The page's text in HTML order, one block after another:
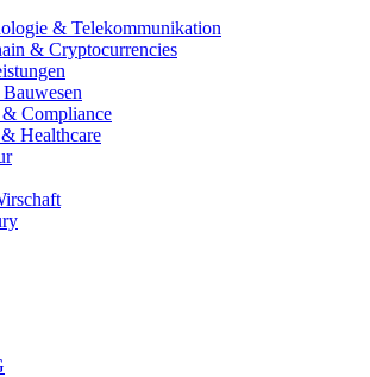
& Telekommunikation
& Cryptocurrencies
Compliance
Healthcare